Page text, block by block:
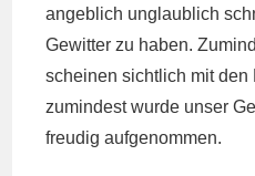
angeblich unglaublich
Gewitter zu haben.
scheinen sichtlich mit den
zumindest wurde unser
freudig aufgenommen.